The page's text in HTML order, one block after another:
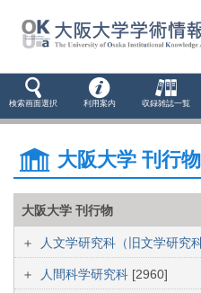
検索画面選択 利用案内 収録雑誌一覧
大阪大学 刊行物
大阪大学 刊行物
人文学研究科（旧文学研究
人間科学研究科 [2960]